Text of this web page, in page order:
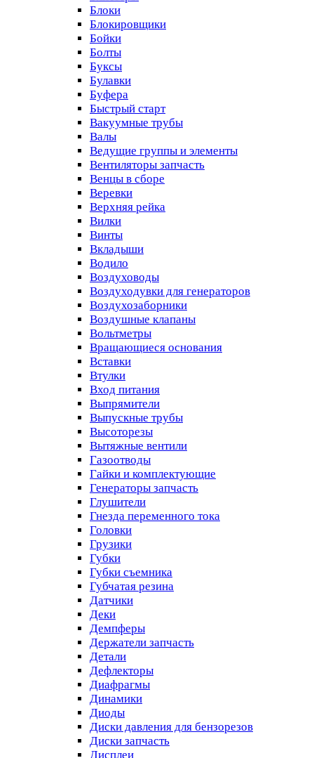
Блоки
Блокировщики
Бойки
Болты
Буксы
Булавки
Буфера
Быстрый старт
Вакуумные трубы
Валы
Ведущие группы и элементы
Вентиляторы запчасть
Венцы в сборе
Веревки
Верхняя рейка
Вилки
Винты
Вкладыши
Водило
Воздуховоды
Воздуходувки для генераторов
Воздухозаборники
Воздушные клапаны
Вольтметры
Вращающиеся основания
Вставки
Втулки
Вход питания
Выпрямители
Выпускные трубы
Высоторезы
Вытяжные вентили
Газоотводы
Гайки и комплектующие
Генераторы запчасть
Глушители
Гнезда переменного тока
Головки
Грузики
Губки
Губки съемника
Губчатая резина
Датчики
Деки
Демпферы
Держатели запчасть
Детали
Дефлекторы
Диафрагмы
Динамики
Диоды
Диски давления для бензорезов
Диски запчасть
Дисплеи